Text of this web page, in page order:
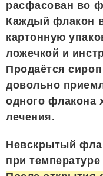
расфасован во
Каждый флакон
картонную
ложечкой и
Продаётся
довольно
одного флакона
лечения.
Невскрытый
при